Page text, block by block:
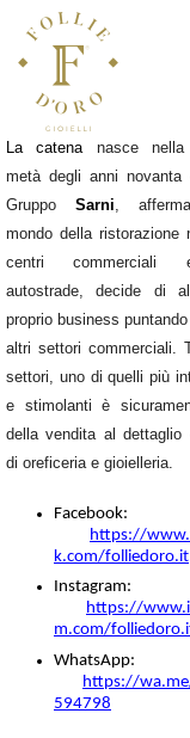
r
o
C
o
m
m
e
r
La catenanasce nella
metà degli anni novanta
Gruppo Sarni,
mondo della ristorazione
centri commerciali
autostrade, decide di
proprio business
altri settori commerciali.
settori, uno di quelli più
e stimolanti è
della vendita al dettaglio
di oreficeria e gioielleria.
Facebook:
https://
k.com/folliedoro.it
Instagram:
https://
m.com/
WhatsApp:
https://
594798